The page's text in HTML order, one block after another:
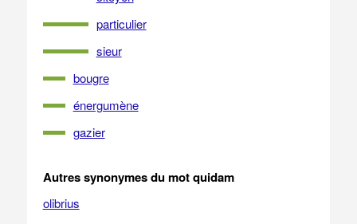
particulier
sieur
bougre
énergumène
gazier
Autres synonymes du mot quidam
olibrius